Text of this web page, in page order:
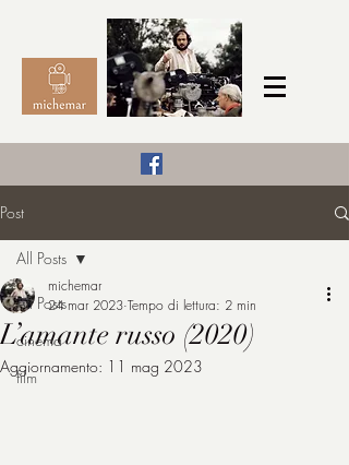
michemar
Post
All Posts
cinema
film
All Posts
L’amante russo (2020)
michemar
24 mar 2023 Tempo di lettura: 2 min
Aggiornamento: 11 mag 2023